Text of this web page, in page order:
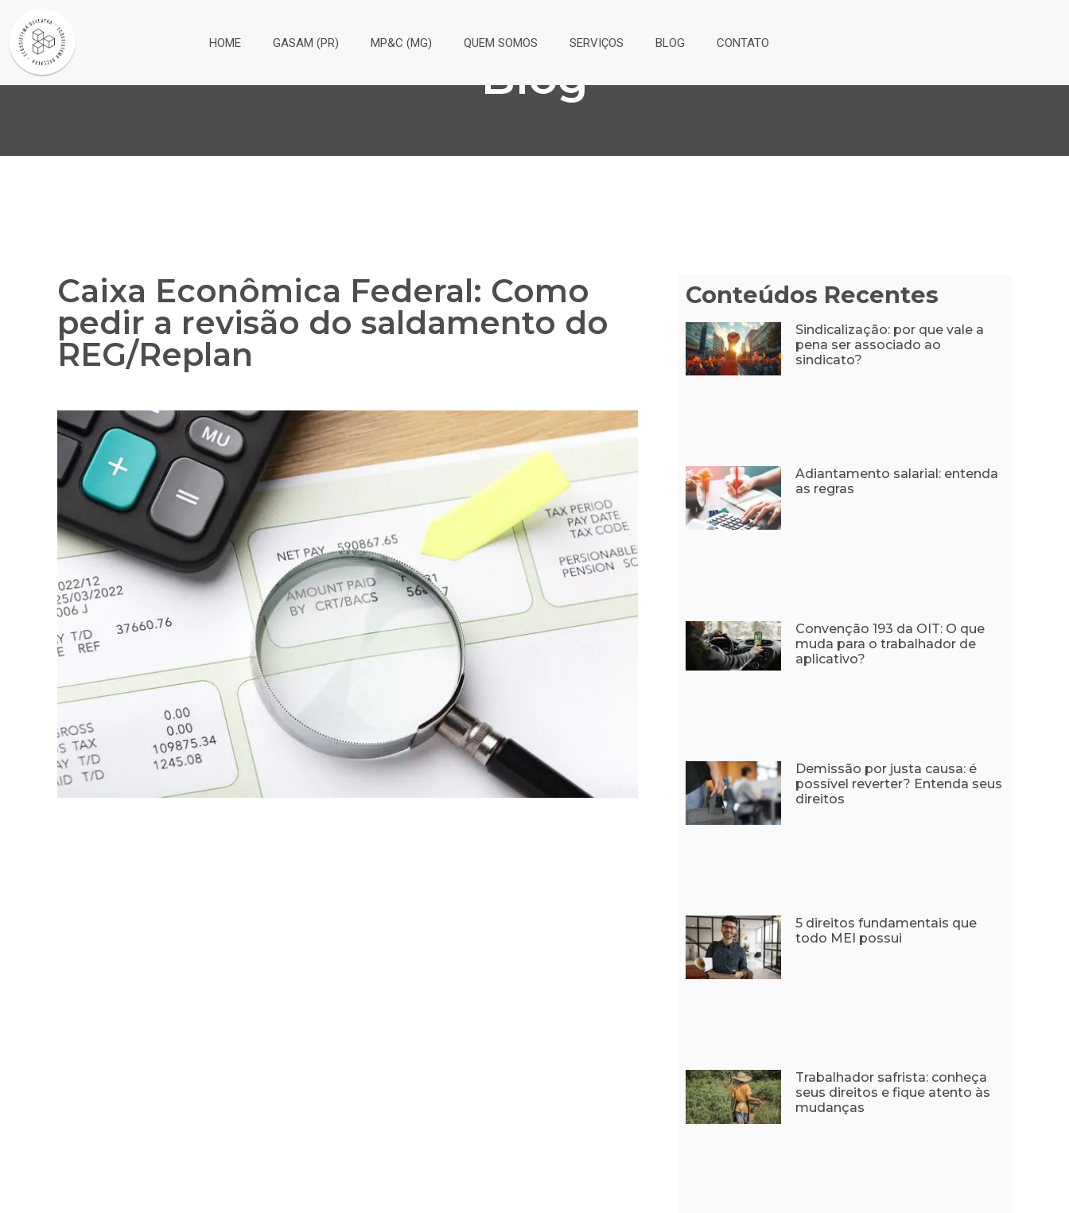
HOME GASAM (PR) MP&C (MG) QUEM SOMOS SERVIÇOS BLOG CONTATO
Blog
Caixa Econômica Federal: Como
pedir a revisão do saldamento do
REG/Replan
Conteúdos Recentes
Sindicalização: por que vale a
pena ser associado ao
sindicato?
Adiantamento salarial: entenda
as regras
Convenção 193 da OIT: O que
muda para o trabalhador de
aplicativo?
Demissão por justa causa: é
possível reverter? Entenda seus
direitos
5 direitos fundamentais que
todo MEI possui
Trabalhador safrista: conheça
seus direitos e fique atento às
mudanças